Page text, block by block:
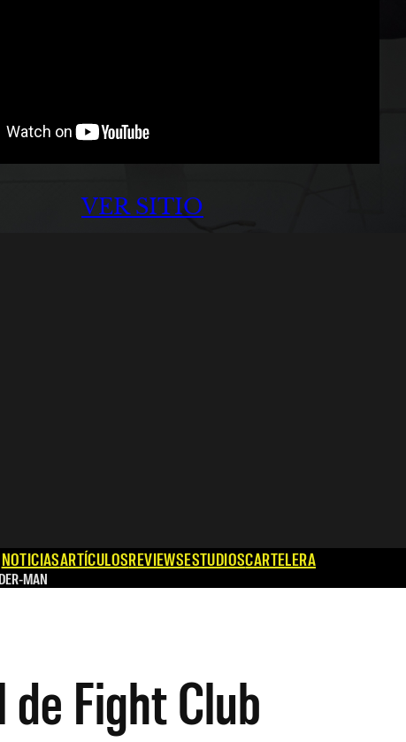
VER SITIO
NOTICIASARTÍCULOSREVIEWSESTUDIOSCARTELERA
MAN
Fight Club